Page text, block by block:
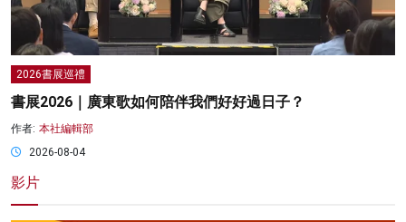
2026書展巡禮
書展2026｜廣東歌如何陪伴我們好好過日子？
作者: 本社編輯部
2026-08-04
影片